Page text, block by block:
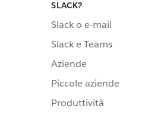
SLACK?
Slack o e-mail
Slack e Teams
Aziende
Piccole aziende
Produttività